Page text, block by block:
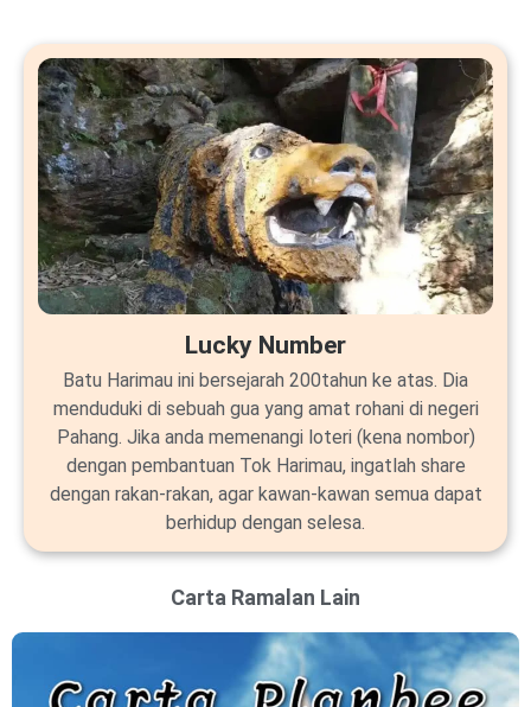
Lucky Number
Batu Harimau ini bersejarah 200tahun ke atas. Dia
menduduki di sebuah gua yang amat rohani di negeri
Pahang. Jika anda memenangi loteri (kena nombor)
dengan pembantuan Tok Harimau, ingatlah share
dengan rakan-rakan, agar kawan-kawan semua dapat
berhidup dengan selesa.
Carta Ramalan Lain